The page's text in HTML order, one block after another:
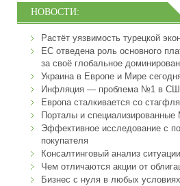
НОВОСТИ:
Растёт уязвимость турецкой
ЕС отведена роль основного
за своё глобальное
Украина в Европе и Мире
Инфляция — проблема №1 в
Европа сталкивается со
Порталы и специализированные
Эффективное исследование с
покупателя
Консалтинговый анализ
Чем отличаются акции от
Бизнес с нуля в любых условиях